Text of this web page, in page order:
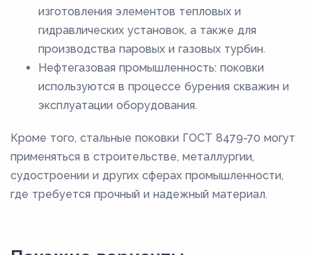
изготовления элементов тепловых и
гидравлических установок, а также для
производства паровых и газовых турбин.
Нефтегазовая промышленность: поковки
используются в процессе бурения скважин и
эксплуатации оборудования.
Кроме того, стальные поковки ГОСТ 8479-70 могут
применяться в строительстве, металлургии,
судостроении и других сферах промышленности,
где требуется прочный и надежный материал.